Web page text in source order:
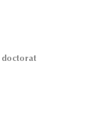
doctorat